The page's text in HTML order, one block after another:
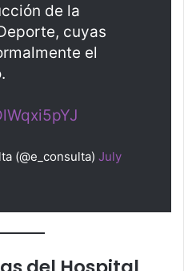
de la
cuyas
el
(@e_consulta) July